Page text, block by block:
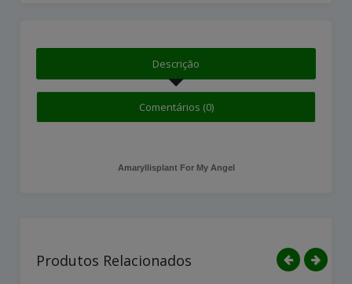
Descrição
Comentários (0)
Amaryllisplant For My Angel
Produtos Relacionados